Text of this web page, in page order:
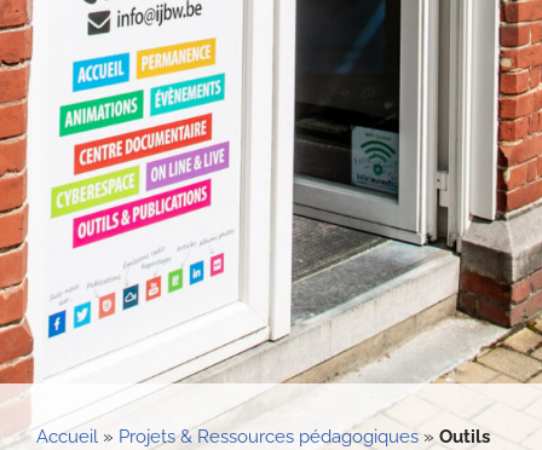
Accueil » Projets & Ressources pédagogiques » Outils